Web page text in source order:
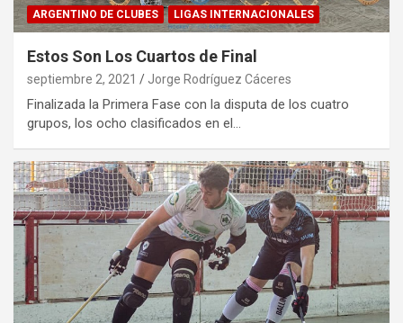
ARGENTINO DE CLUBES LIGAS INTERNACIONALES
Estos Son Los Cuartos de Final
septiembre 2, 2021 Jorge Rodríguez Cáceres
Finalizada la Primera Fase con la disputa de los cuatro
grupos, los ocho clasificados en el…